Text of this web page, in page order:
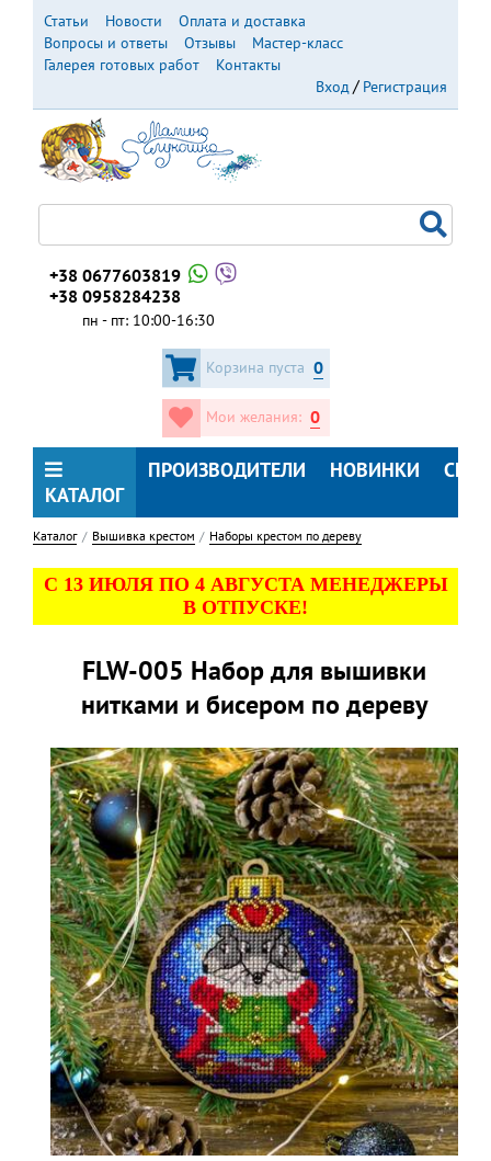
Перейти
основному
содержанию
Статьи Новости
Оплата и доставка
Вопросы и ответы
Отзывы
Мастер-класс
Галерея готовых работ
Контакты
Вход
Регистрация
+38 0677603819
+38 0958284238
пн - пт: 10:00-16:30
Корзина пуста 0
Мои желания: 0
КАТАЛОГ
ПРОИЗВОДИТЕЛИ НОВИНКИ
Каталог Вышивка крестом Наборы крестом по дереву
С 13 ИЮЛЯ ПО 4 АВГУСТА МЕНЕДЖЕРЫ
В ОТПУСКЕ!
FLW-005 Набор для вышивки
нитками и бисером по дереву